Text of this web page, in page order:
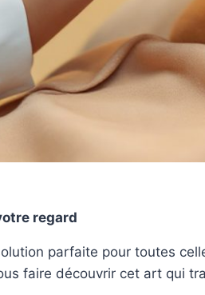
regard
parfaite pour toutes
faire découvrir cet art qui